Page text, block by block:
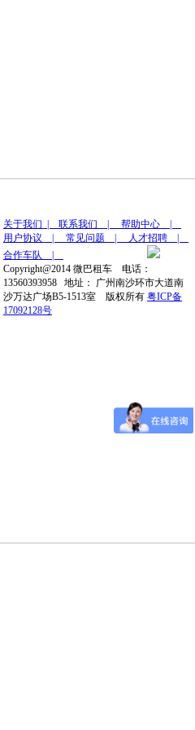
关于我们 | 联系我们 |
帮助中心 |
用户协议 |
常见问题 |
人才招聘 |
合作车队 |
Copyright@2014 微巴租车 电话：
13560393958 地址： 广州南沙环市大道南
沙万达广场B5-1513室 版权所有 粤ICP备
17092128号